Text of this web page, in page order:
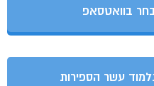
בוואטסאפ
עשר הספירות